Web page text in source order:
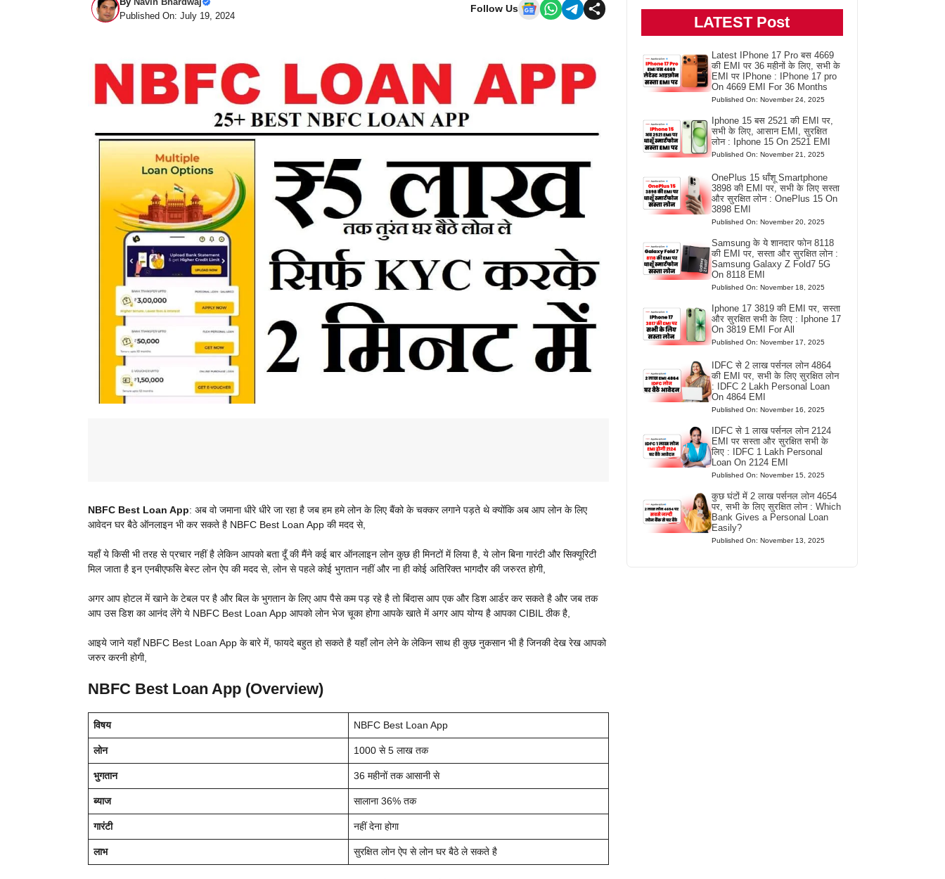
Published On: July 19, 2024
Follow Us
NBFC Best Loan App: अब वो जमाना धीरे धीरे जा रहा है जब हम हमे लोन के लिए बैंको के चक्कर लगाने पड़ते थे क्योंकि अब आप लोन के लिए
आवेदन घर बैठे ऑनलाइन भी कर सकते है NBFC Best Loan App की मदद से,
यहाँ ये किसी भी तरह से प्रचार नहीं है लेकिन आपको बता दूँ की मैंने कई बार ऑनलाइन लोन कुछ ही मिनटों में लिया है, ये लोन बिना गारंटी और सिक्यूरिटी
मिल जाता है इन एनबीएफसि बेस्ट लोन ऐप की मदद से, लोन से पहले कोई भुगतान नहीं और ना ही कोई अतिरिक्त भागदौर की जरुरत होगी,
अगर आप होटल में खाने के टेबल पर है और बिल के भुगतान के लिए आप पैसे कम पड़ रहे है तो बिंदास आप एक और डिश आर्डर कर सकते है और जब तक
आप उस डिश का आनंद लेंगे ये NBFC Best Loan App आपको लोन भेज चूका होगा आपके खाते में अगर आप योग्य है आपका CIBIL ठीक है,
आइये जाने यहाँ NBFC Best Loan App के बारे में, फायदे बहुत हो सकते है यहाँ लोन लेने के लेकिन साथ ही कुछ नुकसान भी है जिनकी देख रेख आपको
जरुर करनी होगी,
NBFC Best Loan App (Overview)
विषय NBFC Best Loan App
लोन 1000 से 5 लाख तक
भुगतान 36 महीनों तक आसानी से
ब्याज सालाना 36% तक
गारंटी नहीं देना होगा
लाभ सुरक्षित लोन ऐप से लोन घर बैठे ले सकते है
LATEST Post
Latest IPhone 17 Pro बस 4669
की EMI पर 36 महीनों के लिए, सभी के
EMI पर IPhone : IPhone 17 pro
On 4669 EMI For 36 Months
Published On: November 24, 2025
Iphone 15 बस 2521 की EMI पर,
सभी के लिए, आसान EMI, सुरक्षित
लोन : Iphone 15 On 2521 EMI
Published On: November 21, 2025
OnePlus 15 धाँशू Smartphone
3898 की EMI पर, सभी के लिए सस्ता
और सुरक्षित लोन : OnePlus 15 On
3898 EMI
Published On: November 20, 2025
Samsung के ये शानदार फोन 8118
की EMI पर, सस्ता और सुरक्षित लोन :
Samsung Galaxy Z Fold7 5G
On 8118 EMI
Published On: November 18, 2025
Iphone 17 3819 की EMI पर, सस्ता
और सुरक्षित सभी के लिए : Iphone 17
On 3819 EMI For All
Published On: November 17, 2025
IDFC से 2 लाख पर्सनल लोन 4864
की EMI पर, सभी के लिए सुरक्षित लोन
: IDFC 2 Lakh Personal Loan
On 4864 EMI
Published On: November 16, 2025
IDFC से 1 लाख पर्सनल लोन 2124
EMI पर सस्ता और सुरक्षित सभी के
लिए : IDFC 1 Lakh Personal
Loan On 2124 EMI
Published On: November 15, 2025
कुछ घंटों में 2 लाख पर्सनल लोन 4654
पर, सभी के लिए सुरक्षित लोन : Which
Bank Gives a Personal Loan
Easily?
Published On: November 13, 2025